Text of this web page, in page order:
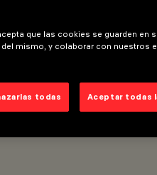
que las cookies se guarden en
mismo, y colaborar con nuestros
todas Aceptar todas